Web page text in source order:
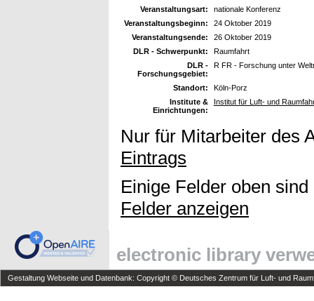
Veranstaltungsart:
nationale Konferenz
Veranstaltungsbeginn:
24 Oktober 2019
Veranstaltungsende:
26 Oktober 2019
DLR - Schwerpunkt:
Raumfahrt
DLR -
Forschungsgebiet:
R FR - Forschung unter
Standort:
Köln-Porz
Institute &
Einrichtungen:
Institut für Luft- und
Nur für Mitarbeiter des
Eintrags
Einige Felder oben
Felder anzeigen
electronic library
Gestaltung Webseite und Datenbank: Copyright © Deutsches Zentrum für Luft- und